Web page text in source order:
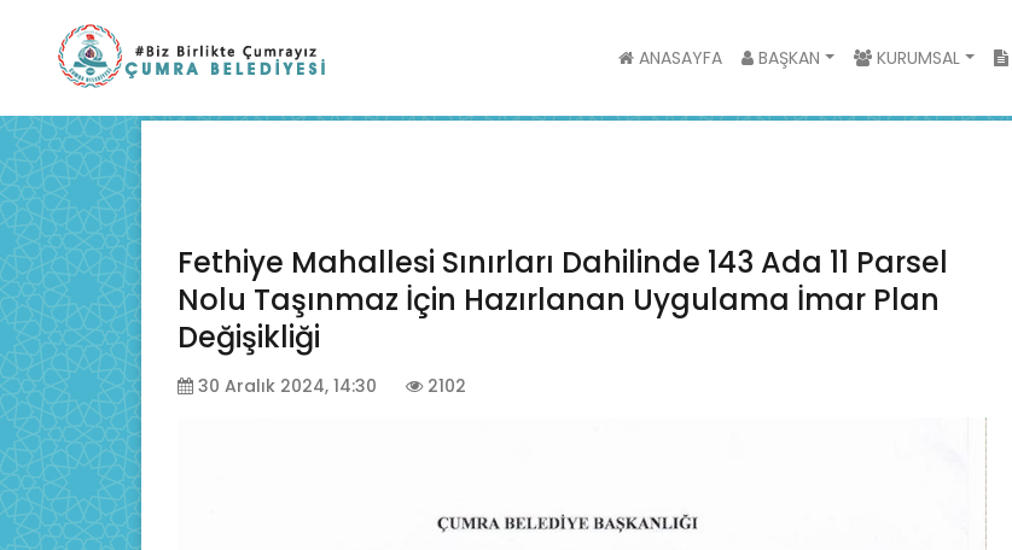
ANASAYFA BAŞKAN KURUMSAL
Fethiye Mahallesi Sınırları Dahilinde 143 Ada 11 Parsel
Nolu Taşınmaz İçin Hazırlanan Uygulama İmar Plan
Değişikliği
30 Aralık 2024, 14:30 2102